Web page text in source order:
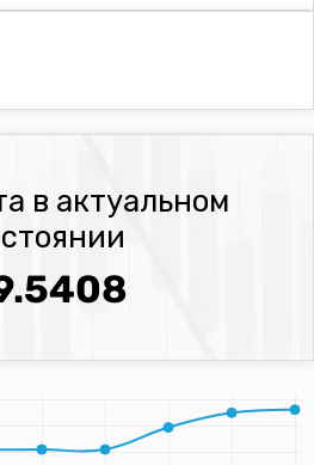
в актуальном